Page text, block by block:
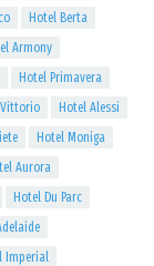
Hotel Berta
Armony
Hotel Primavera
Hotel Alessi
Hotel Moniga
Aurora
Hotel Du Parc
Imperial